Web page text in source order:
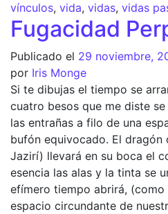
vínculos, vida, vidas, vidas
Fugacidad
Publicado el 29 noviembre,
por Iris Monge
Si te dibujas el tiempo se
cuatro besos que me diste
las entrañas a filo de una
bufón equivocado. El dragón
Jazirí) llevará en su boca el
esencia las alas y la tinta se
efímero tiempo abrirá, (como
espacio circundante de